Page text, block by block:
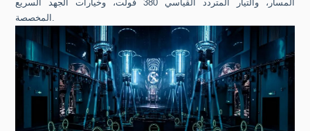
المسار، والتيار المتردد القياسي 380 فولت، وخيارات الجهد السريع